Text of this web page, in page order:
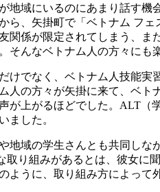
地域にいるのにあまり話す機
ら、矢掛町で「ベトナム フ
関係が限定されてしまう、
そんなベトナム人の方々に
けでなく、ベトナム人技能
人の方々が矢掛に来て、ベ
が上がるほどでした。ALT
ました。
地域の学生さんとも共同し
取り組みがあるとは、彼女
ように、取り組み方によっ